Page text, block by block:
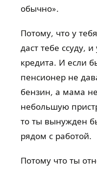
обычно».
Потому, что у
даст тебе ссуду,
кредита. И если
пенсионер не
бензин, а мама
небольшую
то ты вынужден
рядом с работой.
Потому что ты